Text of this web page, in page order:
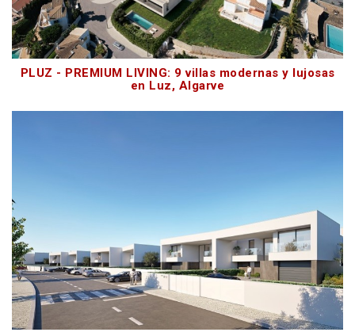
PLUZ - PREMIUM LIVING: 9 villas modernas y lujosas
en Luz, Algarve